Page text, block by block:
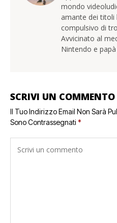
mondo
amante dei
compulsivo di
Avvicinato al
Nintendo e
SCRIVI UN COMMENTO
Il Tuo Indirizzo Email Non Sarà
Sono Contrassegnati *